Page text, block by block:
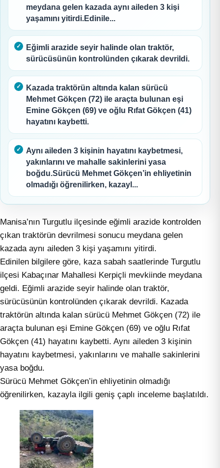
meydana gelen kazada aynı aileden 3 kişi
yaşamını yitirdi.Edinile...
Eğimli arazide seyir halinde olan traktör,
sürücüsünün kontrolünden çıkarak devrildi.
Kazada traktörün altında kalan sürücü
Mehmet Gökçen (72) ile araçta bulunan eşi
Emine Gökçen (69) ve oğlu Rıfat Gökçen (41)
hayatını kaybetti.
Aynı aileden 3 kişinin hayatını kaybetmesi,
yakınlarını ve mahalle sakinlerini yasa
boğdu.Sürücü Mehmet Gökçen’in ehliyetinin
olmadığı öğrenilirken, kazayl...
Manisa’nın Turgutlu ilçesinde eğimli arazide kontrolden
çıkan traktörün devrilmesi sonucu meydana gelen
kazada aynı aileden 3 kişi yaşamını yitirdi.
Edinilen bilgilere göre, kaza sabah saatlerinde Turgutlu
ilçesi Kabaçınar Mahallesi Kerpiçli mevkiinde meydana
geldi. Eğimli arazide seyir halinde olan traktör,
sürücüsünün kontrolünden çıkarak devrildi. Kazada
traktörün altında kalan sürücü Mehmet Gökçen (72) ile
araçta bulunan eşi Emine Gökçen (69) ve oğlu Rıfat
Gökçen (41) hayatını kaybetti. Aynı aileden 3 kişinin
hayatını kaybetmesi, yakınlarını ve mahalle sakinlerini
yasa boğdu.
Sürücü Mehmet Gökçen’in ehliyetinin olmadığı
öğrenilirken, kazayla ilgili geniş çaplı inceleme başlatıldı.